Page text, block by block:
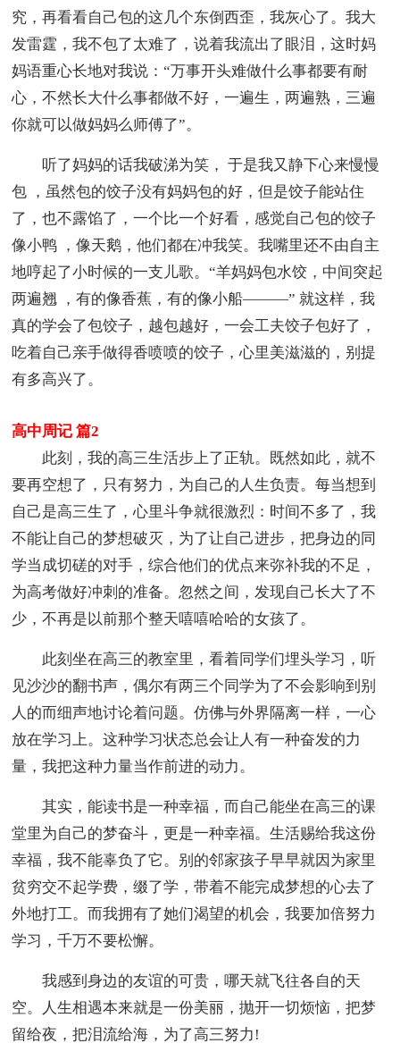
究，再看看自己包的这几个东倒西歪，我灰心了。我大
发雷霆，我不包了太难了，说着我流出了眼泪，这时妈
妈语重心长地对我说：“万事开头难做什么事都要有耐
心，不然长大什么事都做不好，一遍生，两遍熟，三遍
你就可以做妈妈么师傅了”。
听了妈妈的话我破涕为笑， 于是我又静下心来慢慢
包 ，虽然包的饺子没有妈妈包的好，但是饺子能站住
了，也不露馅了，一个比一个好看，感觉自己包的饺子
像小鸭 ，像天鹅，他们都在冲我笑。我嘴里还不由自主
地哼起了小时候的一支儿歌。“羊妈妈包水饺，中间突起
两遍翘 ，有的像香蕉，有的像小船———” 就这样，我
真的学会了包饺子，越包越好，一会工夫饺子包好了，
吃着自己亲手做得香喷喷的饺子，心里美滋滋的，别提
有多高兴了。
高中周记 篇2
此刻，我的高三生活步上了正轨。既然如此，就不
要再空想了，只有努力，为自己的人生负责。每当想到
自己是高三生了，心里斗争就很激烈：时间不多了，我
不能让自己的梦想破灭，为了让自己进步，把身边的同
学当成切磋的对手，综合他们的优点来弥补我的不足，
为高考做好冲刺的准备。忽然之间，发现自己长大了不
少，不再是以前那个整天嘻嘻哈哈的女孩了。
此刻坐在高三的教室里，看着同学们埋头学习，听
见沙沙的翻书声，偶尔有两三个同学为了不会影响到别
人的而细声地讨论着问题。仿佛与外界隔离一样，一心
放在学习上。这种学习状态总会让人有一种奋发的力
量，我把这种力量当作前进的动力。
其实，能读书是一种幸福，而自己能坐在高三的课
堂里为自己的梦奋斗，更是一种幸福。生活赐给我这份
幸福，我不能辜负了它。别的邻家孩子早早就因为家里
贫穷交不起学费，缀了学，带着不能完成梦想的心去了
外地打工。而我拥有了她们渴望的机会，我要加倍努力
学习，千万不要松懈。
我感到身边的友谊的可贵，哪天就飞往各自的天
空。人生相遇本来就是一份美丽，抛开一切烦恼，把梦
留给夜，把泪流给海，为了高三努力!